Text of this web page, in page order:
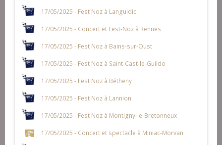
17/05/2025 - Fest Noz à Languidic
17/05/2025 - Concert et Fest-Noz à Rennes
17/05/2025 - Fest Noz à Bains-sur-Oust
17/05/2025 - Fest Noz à Saint-Cast-le-Guildo
17/05/2025 - Fest Noz à Bétheny
17/05/2025 - Fest Noz à Lannion
17/05/2025 - Fest Noz à Montigny-le-Bretonneux
17/05/2025 - Concert et spectacle à Miniac-Morvan